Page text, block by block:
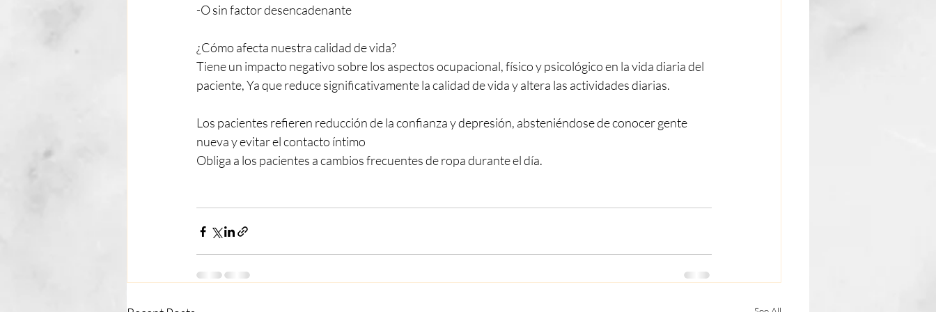
-O sin factor desencadenante
¿Cómo afecta nuestra calidad de vida?
Tiene un impacto negativo sobre los aspectos ocupacional, físico y psicológico en la vida diaria del
paciente, Ya que reduce significativamente la calidad de vida y altera las actividades diarias.
Los pacientes refieren reducción de la confianza y depresión, absteniéndose de conocer gente
nueva y evitar el contacto íntimo
Obliga a los pacientes a cambios frecuentes de ropa durante el día.